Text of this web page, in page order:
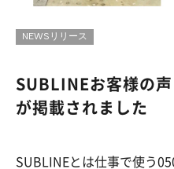
NEWSリリース
SUBLINEお客様の
が掲載されました
SUBLINEとは仕事で使う